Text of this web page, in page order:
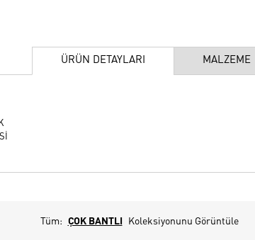
ÜRÜN DETAYLARI MALZEME
Tüm: ÇOK BANTLI Koleksiyonunu Görüntüle